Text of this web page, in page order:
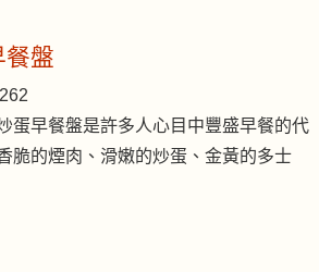
餐盤
蛋早餐盤是許多人心目中豐盛早餐的代
脆的煙肉、滑嫩的炒蛋、金黃的多士